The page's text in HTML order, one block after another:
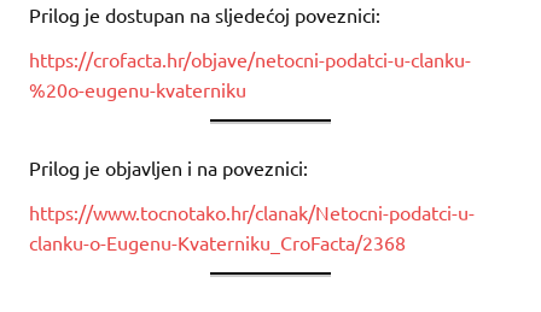
Prilog je dostupan na sljedećoj poveznici:
https://crofacta.hr/objave/netocni-podatci-u-clanku-
%20o-eugenu-kvaterniku
Prilog je objavljen i na poveznici:
https://www.tocnotako.hr/clanak/Netocni-podatci-u-
clanku-o-Eugenu-Kvaterniku_CroFacta/2368